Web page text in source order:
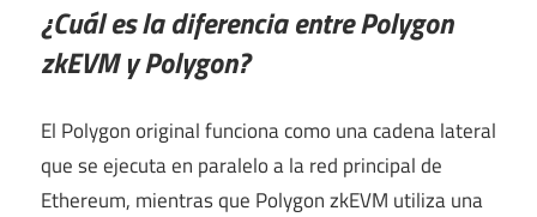
¿Cuál es la diferencia entre Polygon
zkEVM y Polygon?
El Polygon original funciona como una cadena lateral
que se ejecuta en paralelo a la red principal de
Ethereum, mientras que Polygon zkEVM utiliza una